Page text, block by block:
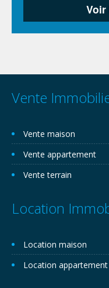
Vente
Vente maison
Vente appartement
Vente terrain
Location
Location maison
Location appartement